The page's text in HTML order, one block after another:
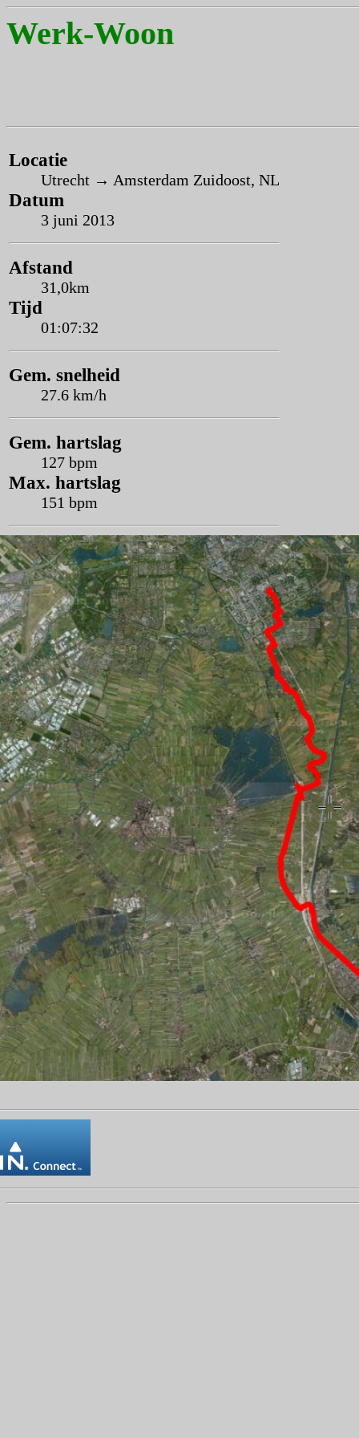
Werk-Woon
Locatie
Utrecht → Amsterdam Zuidoost, NL
Datum
3 juni 2013
Afstand
31,0km
Tijd
01:07:32
Gem. snelheid
27.6 km/h
Gem. hartslag
127 bpm
Max. hartslag
151 bpm